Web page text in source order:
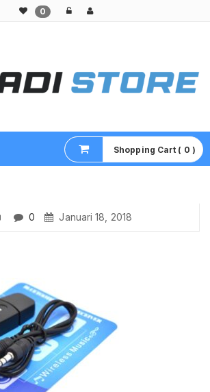
0
Shopping Cart ( 0 )
0 Januari 18, 2018